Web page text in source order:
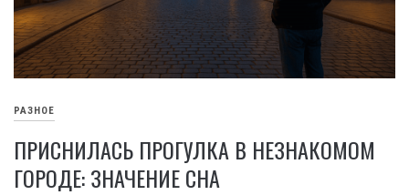
РАЗНОЕ
ПРИСНИЛАСЬ ПРОГУЛКА В НЕЗНАКОМОМ
ГОРОДЕ: ЗНАЧЕНИЕ СНА